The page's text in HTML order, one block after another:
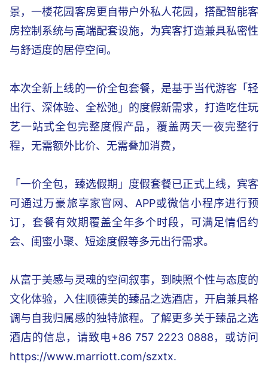
景，一楼花园客房更自带户外私人花园，搭配智能客
房控制系统与高端配套设施，为宾客打造兼具私密性
与舒适度的居停空间。
本次全新上线的一价全包套餐，是基于当代游客「轻
出行、深体验、全松弛」的度假新需求，打造吃住玩
艺一站式全包完整度假产品，覆盖两天一夜完整行
程，无需额外比价、无需叠加消费，
「一价全包，臻选假期」度假套餐已正式上线，宾客
可通过万豪旅享家官网、APP或微信小程序进行预
订，套餐有效期覆盖全年多个时段，可满足情侣约
会、闺蜜小聚、短途度假等多元出行需求。
从富于美感与灵魂的空间叙事，到映照个性与态度的
文化体验，入住顺德美的臻品之选酒店，开启兼具格
调与自我归属感的独特旅程。了解更多关于臻品之选
酒店的信息，请致电+86 757 2223 0888，或访问
https://www.marriott.com/szxtx.